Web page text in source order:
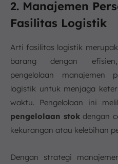
2. Manajemen
Fasilitas Logistik
Arti fasilitas logistik
barang dengan
pengelolaan manajemen
logistik untuk menjaga
waktu. Pengelolaan ini
pengelolaan stok dengan
kekurangan atau kelebihan
Dengan strategi